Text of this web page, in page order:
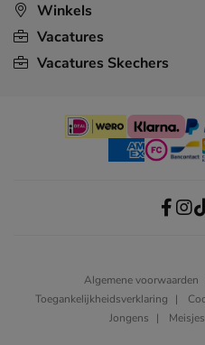
Winkels
Vacatures
Vacatures Skechers
Algemene voorwaarden
Toegankelijkheidsverklaring
Jongens
Meisjes